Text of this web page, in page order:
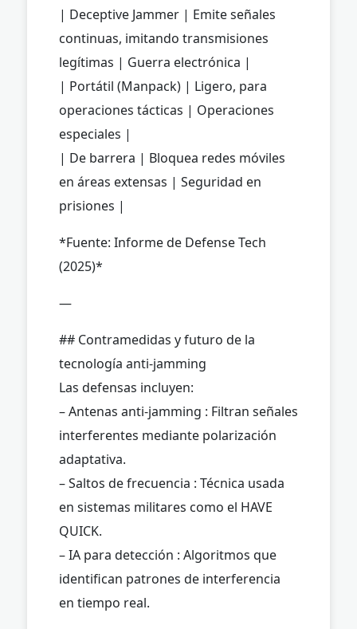
| Deceptive Jammer | Emite señales
continuas, imitando transmisiones
legítimas | Guerra electrónica |
| Portátil (Manpack) | Ligero, para
operaciones tácticas | Operaciones
especiales |
| De barrera | Bloquea redes móviles
en áreas extensas | Seguridad en
prisiones |
*Fuente: Informe de Defense Tech
(2025)*
—
## Contramedidas y futuro de la
tecnología anti-jamming
Las defensas incluyen:
– Antenas anti-jamming : Filtran señales
interferentes mediante polarización
adaptativa.
– Saltos de frecuencia : Técnica usada
en sistemas militares como el HAVE
QUICK.
– IA para detección : Algoritmos que
identifican patrones de interferencia
en tiempo real.